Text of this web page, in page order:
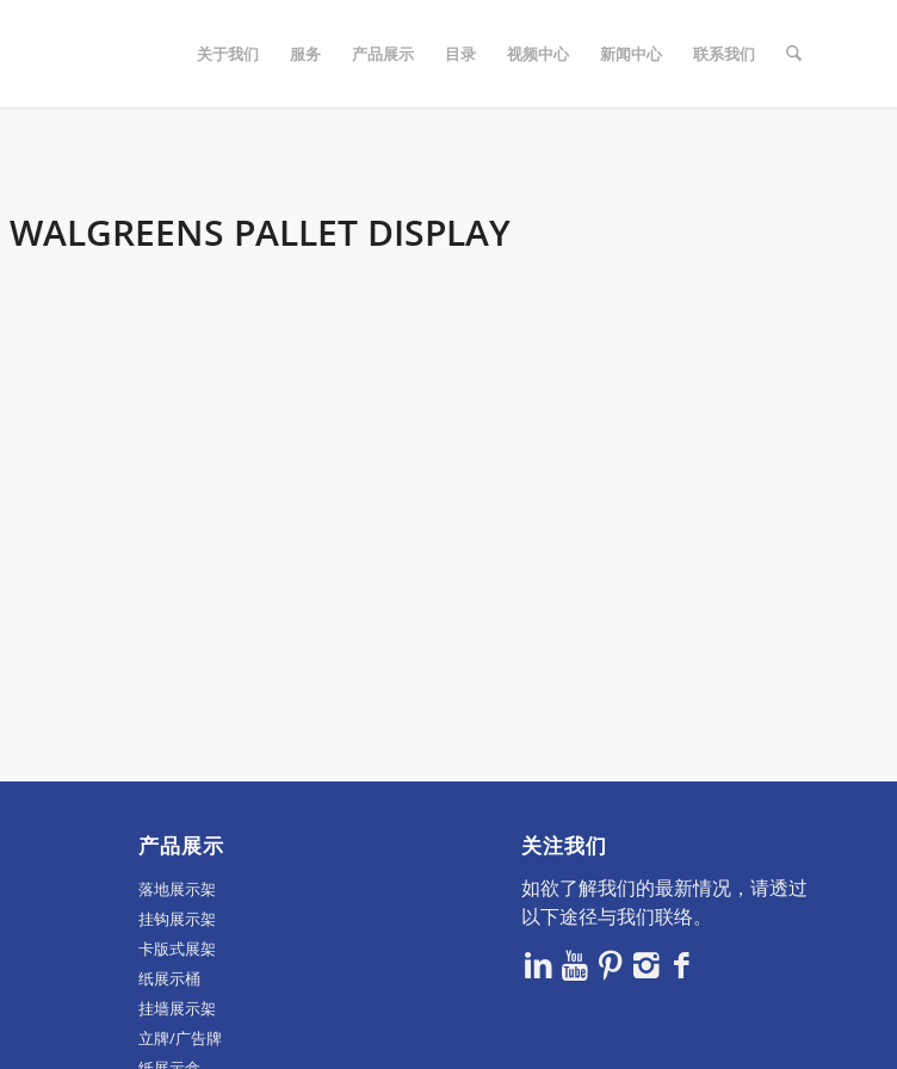
关于我们 服务 产品展示 目录 视频中心 新闻中心 联系我们
WALGREENS PALLET DISPLAY
产品展示
落地展示架
挂钩展示架
卡版式展架
纸展示桶
挂墙展示架
立牌/广告牌
关注我们
如欲了解我们的最新情况，请透过
以下途径与我们联络。